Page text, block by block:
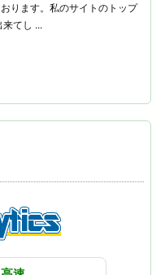
ります。私のサイトのトップ
てし ...